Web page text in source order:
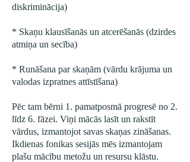
diskriminācija)
* Skaņu klausīšanās un atcerēšanās (dzirdes
atmiņa un secība)
* Runāšana par skaņām (vārdu krājuma un
valodas izpratnes attīstīšana)
Pēc tam bērni 1. pamatposmā progresē no 2.
līdz 6. fāzei. Viņi mācās lasīt un rakstīt
vārdus, izmantojot savas skaņas zināšanas.
Ikdienas fonikas sesijās mēs izmantojam
plašu mācību metožu un resursu klāstu.